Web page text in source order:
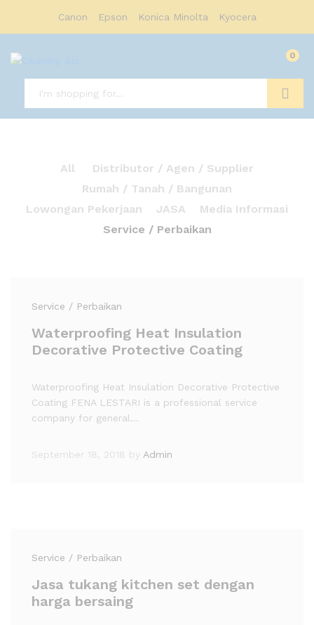
Canon Epson Konica Minolta Kyocera
0
Search
All
Distributor / Agen / Supplier
Rumah / Tanah / Bangunan
Lowongan Pekerjaan
JASA
Media Informasi
Service / Perbaikan
Service / Perbaikan
Waterproofing Heat Insulation
Decorative Protective Coating
Waterproofing Heat Insulation Decorative Protective
Coating FENA LESTARI is a professional service
company for general…
September 18, 2018 by Admin
Service / Perbaikan
Jasa tukang kitchen set dengan
harga bersaing